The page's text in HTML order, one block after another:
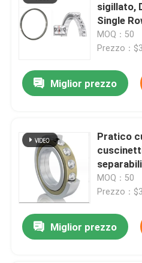
sigillato,
Single
MOQ：50
Prezzo：
Miglior prezzo
Pratico
separabili
MOQ：50
Prezzo：
Miglior prezzo